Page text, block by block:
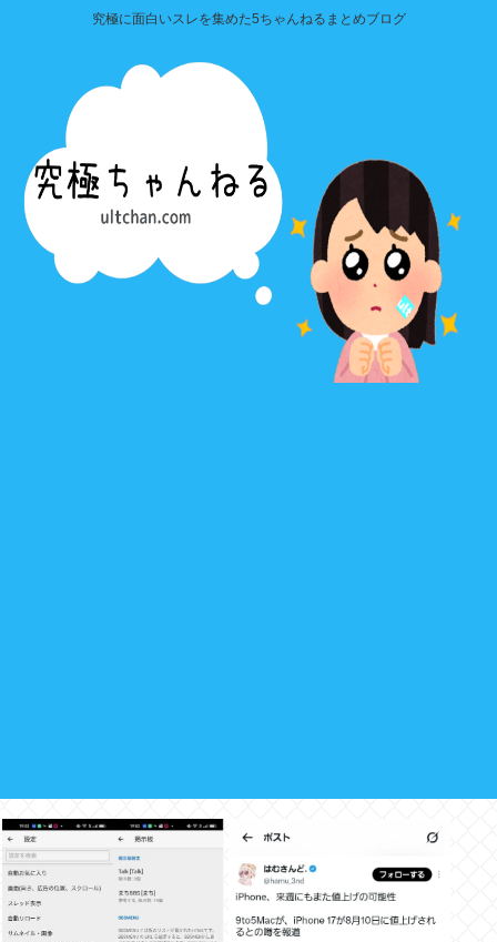
究極に面白いスレを集めた5ちゃんねるまとめブログ